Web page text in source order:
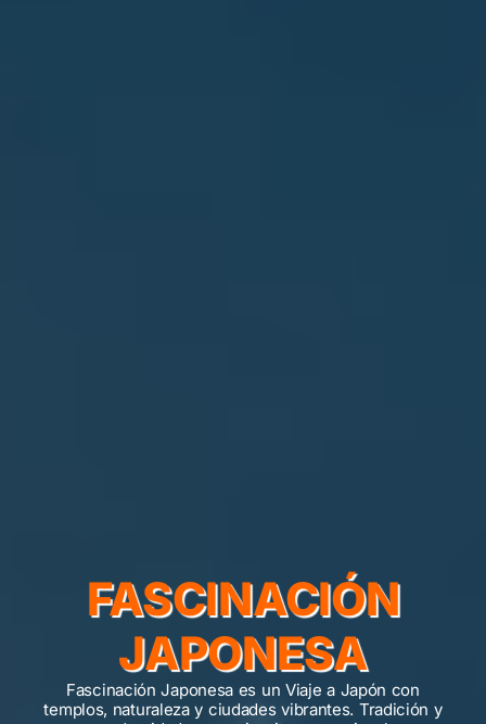
FASCINACIÓN
JAPONESA
Fascinación Japonesa es un Viaje a Japón con
templos, naturaleza y ciudades vibrantes. Tradición y